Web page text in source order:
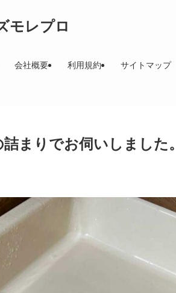
モレプロ
会社概要 利用規約 サイトマップ
まりでお伺いしました。